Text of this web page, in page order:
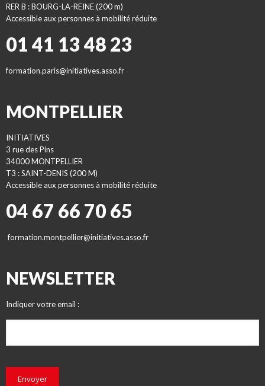
RER B : BOURG-LA-REINE (200 m)
Accessible aux personnes à mobilité réduite
01 41 13 48 23
formation.paris@initiatives.asso.fr
MONTPELLIER
INITIATIVES
3 rue des Pins
34000 MONTPELLIER
T3 : SAINT-DENIS (200 M)
Accessible aux personnes à mobilité réduite
04 67 66 70 65
formation.montpellier@initiatives.asso.fr
NEWSLETTER
Indiquer votre email :
Envoyer